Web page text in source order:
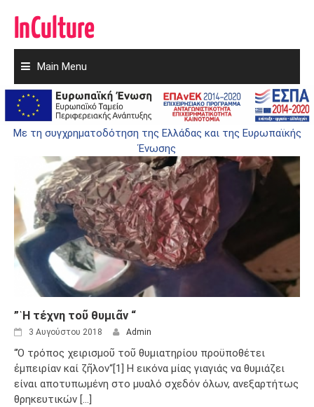
to
content
Main Menu
Με τη συγχρηματοδότηση της Ελλάδας και της Ευρωπαϊκής
Ένωσης
ΘΥΜΙΆΤΙΣΜΑ
” Ἡ τέχνη τοῦ θυμιᾶν “
3 Αυγούστου 2018 Admin
“Ὁ τρόπος χειρισμοῦ τοῦ θυμιατηρίου προϋποθέτει
ἐμπειρίαν καί ζῆλον“[1] Η εικόνα μίας γιαγιάς να θυμιάζει
είναι αποτυπωμένη στο μυαλό σχεδόν όλων, ανεξαρτήτως
θρηκευτικών [...]